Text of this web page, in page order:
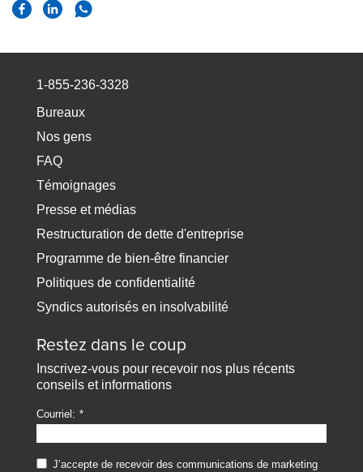
1-855-236-3328
Bureaux
Nos gens
FAQ
Témoignages
Presse et médias
Restructuration de dette d'entreprise
Programme de bien-être financier
Politiques de confidentialité
Syndics autorisés en insolvabilité
Restez dans le coup
Inscrivez-vous pour recevoir nos plus récents
conseils et informations
Courriel:
J’accepte de recevoir des communications de marketing